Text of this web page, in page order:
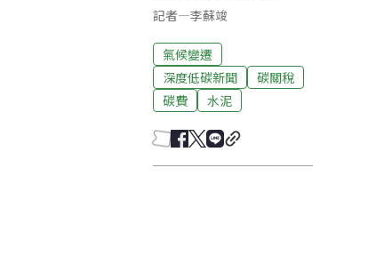
記者—李蘇竣
氣候變遷
深度低碳新聞
碳關稅
碳費
水泥